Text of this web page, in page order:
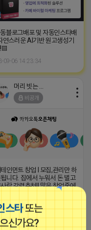
스타또는
신가요?
블로그배포 및 자동인스타배
연스러운 AI기반 원고생성기
!▤
09-06 14:23:34
비공개
인먼트 창업 l 모집,관리만 하
니다. 집에서 누워서 돈 벌고
람 강력추천!! 많은 창업중에
업아이템 / 극 블루오션 지금
야합니다!!! 극
04-17 10:34